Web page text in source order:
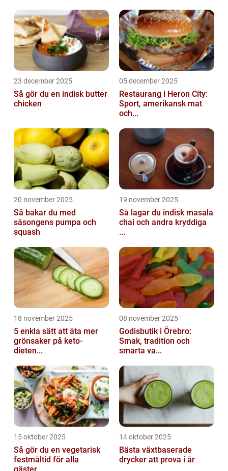
23 december 2025
Så gör du en indisk butter
chicken
05 december 2025
Restaurang i Heron City:
Sport, amerikansk mat
och...
20 november 2025
Så bakar du med
säsongens pumpa och
squash
19 november 2025
Så lagar du indisk masala
chai och andra kryddiga
...
18 november 2025
5 enkla sätt att äta mer
grönsaker på keto-
dieten...
08 november 2025
Godisbutik i Örebro:
Smak, tradition och
smarta va...
15 oktober 2025
Så gör du en vegetarisk
festmåltid för alla
gäster...
14 oktober 2025
Bästa växtbaserade
drycker att prova i år